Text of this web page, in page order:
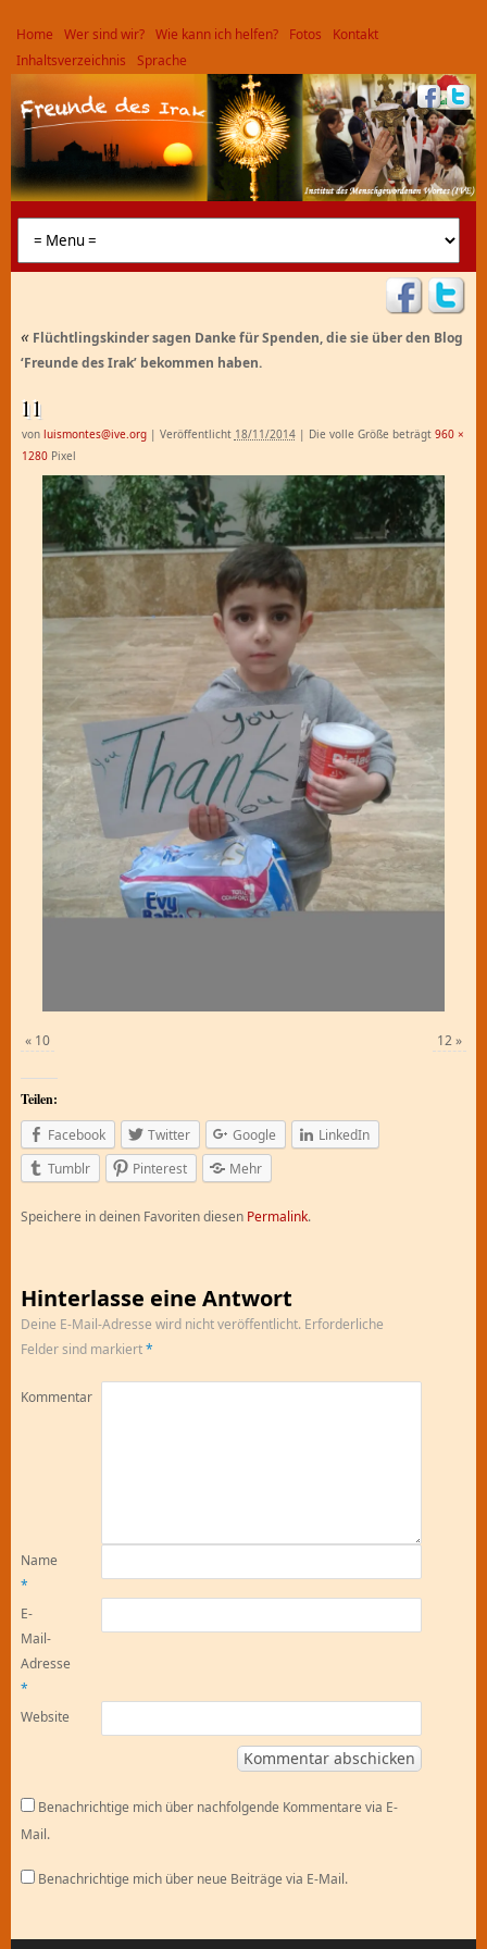
Home Wer sind wir? Wie kann ich helfen? Fotos
Kontakt
Inhaltsverzeichnis
Sprache
«Flüchtlingskinder sagen Danke für Spenden, die sie über den Blog
‘Freunde des Irak’ bekommen haben.
11
von luismontes@ive.org | Veröffentlicht 18/11/2014 | Die volle Größe beträgt 960 ×
1280Pixel
« 10 12»
Teilen:
Facebook
Twitter Google
LinkedIn
Tumblr
Pinterest Mehr
Speichere in deinen Favoriten diesen Permalink.
Hinterlasse eine Antwort
Deine E-Mail-Adresse wird nicht veröffentlicht. Erforderliche
Felder sind markiert*
Kommentar
Name
*
E-
Mail-
Adresse
*
Website
Benachrichtige mich über nachfolgende Kommentare via E-
Mail.
Benachrichtige mich über neue Beiträge via E-Mail.